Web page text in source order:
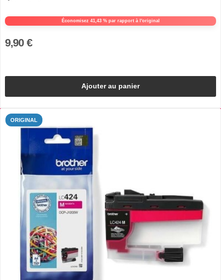
Économisez 41,43 % par rapport à l'original
9,90 €
Ajouter au panier
ORIGINAL